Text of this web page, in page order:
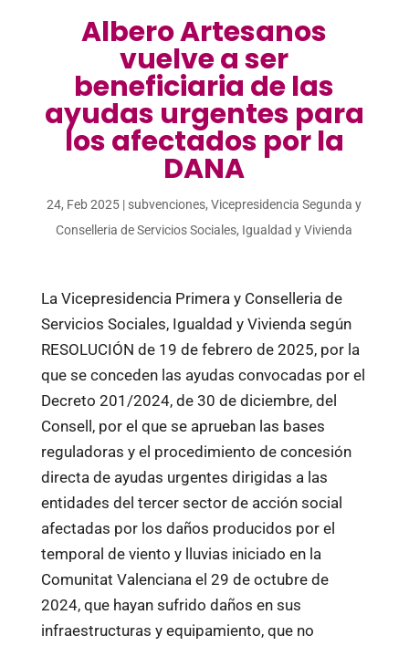
Albero Artesanos
vuelve a ser
beneficiaria de las
ayudas urgentes para
los afectados por la
DANA
24, Feb 2025 | subvenciones,Vicepresidencia Segunda y
Conselleria de Servicios Sociales, Igualdad y Vivienda
La Vicepresidencia Primera y Conselleria de
Servicios Sociales, Igualdad y Vivienda según
RESOLUCIÓN de 19 de febrero de 2025, por la
que se conceden las ayudas convocadas por el
Decreto 201/2024, de 30 de diciembre, del
Consell, por el que se aprueban las bases
reguladoras y el procedimiento de concesión
directa de ayudas urgentes dirigidas a las
entidades del tercer sector de acción social
afectadas por los daños producidos por el
temporal de viento y lluvias iniciado en la
Comunitat Valenciana el 29 de octubre de
2024, que hayan sufrido daños en sus
infraestructuras y equipamiento, que no